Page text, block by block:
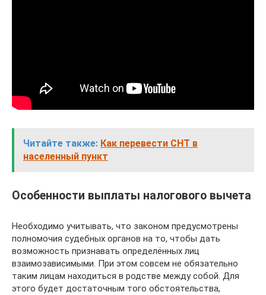
Читайте также: Как перевести СНТ в
населенный пункт
Особенности выплаты налогового вычета
Необходимо учитывать, что законом предусмотрены
полномочия судебных органов на то, чтобы дать
возможность признавать определённых лиц
взаимозависимыми. При этом совсем не обязательно
таким лицам находиться в родстве между собой. Для
этого будет достаточным того обстоятельства,